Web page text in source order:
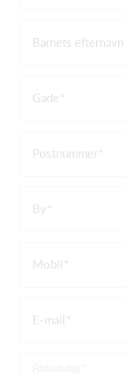
Barnets efternavn
Gade
Postnummer
By
Mobil
E-mail